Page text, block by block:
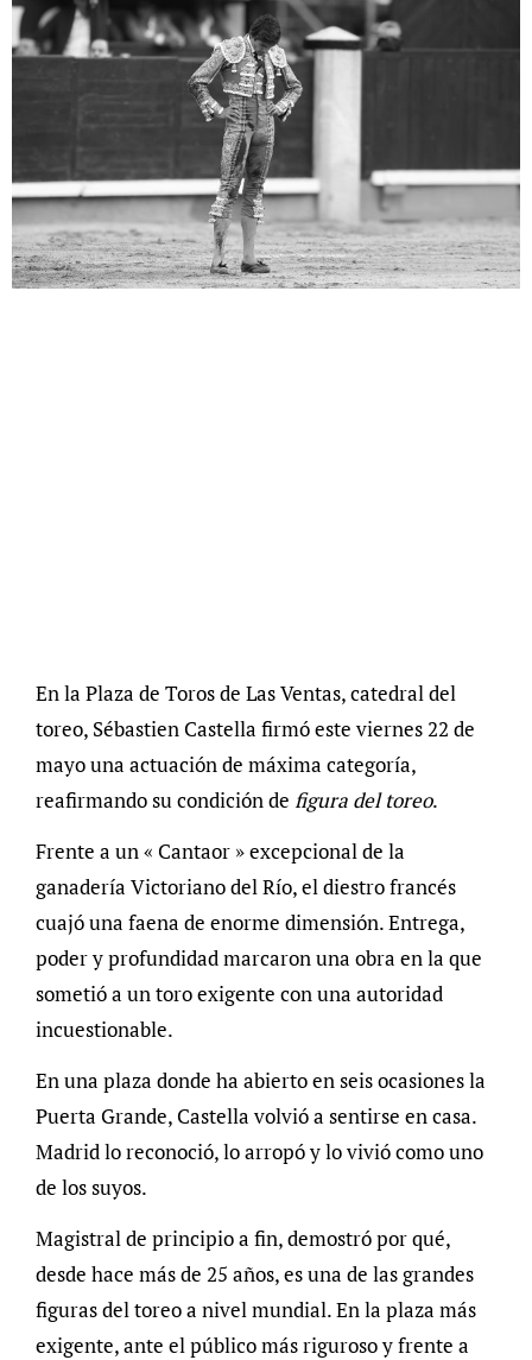
En la Plaza de Toros de Las Ventas, catedral del
toreo, Sébastien Castella firmó este viernes 22 de
mayo una actuación de máxima categoría,
reafirmando su condición de figura del toreo.
Frente a un « Cantaor » excepcional de la
ganadería Victoriano del Río, el diestro francés
cuajó una faena de enorme dimensión. Entrega,
poder y profundidad marcaron una obra en la que
sometió a un toro exigente con una autoridad
incuestionable.
En una plaza donde ha abierto en seis ocasiones la
Puerta Grande, Castella volvió a sentirse en casa.
Madrid lo reconoció, lo arropó y lo vivió como uno
de los suyos.
Magistral de principio a fin, demostró por qué,
desde hace más de 25 años, es una de las grandes
figuras del toreo a nivel mundial. En la plaza más
exigente, ante el público más riguroso y frente a